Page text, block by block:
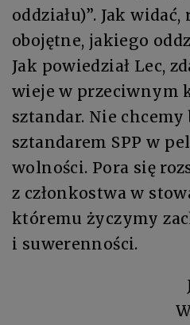
oddziału)”. Jak
obojętne, jakiego
Jak powiedział Lec,
wieje w przeciwnym
sztandar. Nie chcemy
sztandarem SPP w
wolności. Pora się
z członkostwa w
któremu życzymy
i suwerenności.